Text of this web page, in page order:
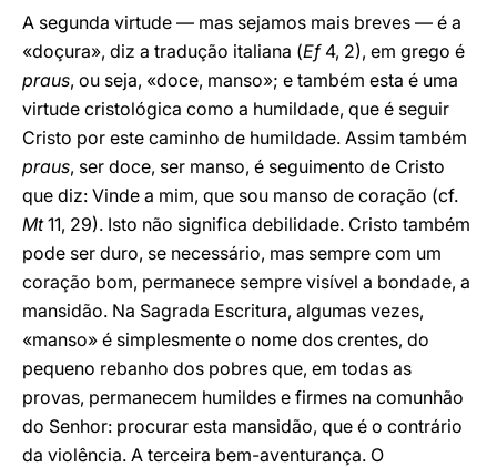
A segunda virtude — mas sejamos mais breves — é a
«doçura», diz a tradução italiana (Ef4, 2), em grego é
praus, ou seja, «doce, manso»; e também esta é uma
virtude cristológica como a humildade, que é seguir
Cristo por este caminho de humildade. Assim também
praus, ser doce, ser manso, é seguimento de Cristo
que diz: Vinde a mim, que sou manso de coração (cf.
Mt11, 29). Isto não significa debilidade. Cristo também
pode ser duro, se necessário, mas sempre com um
coração bom, permanece sempre visível a bondade, a
mansidão. Na Sagrada Escritura, algumas vezes,
«manso» é simplesmente o nome dos crentes, do
pequeno rebanho dos pobres que, em todas as
provas, permanecem humildes e firmes na comunhão
do Senhor: procurar esta mansidão, que é o contrário
da violência. A terceira bem-aventurança. O